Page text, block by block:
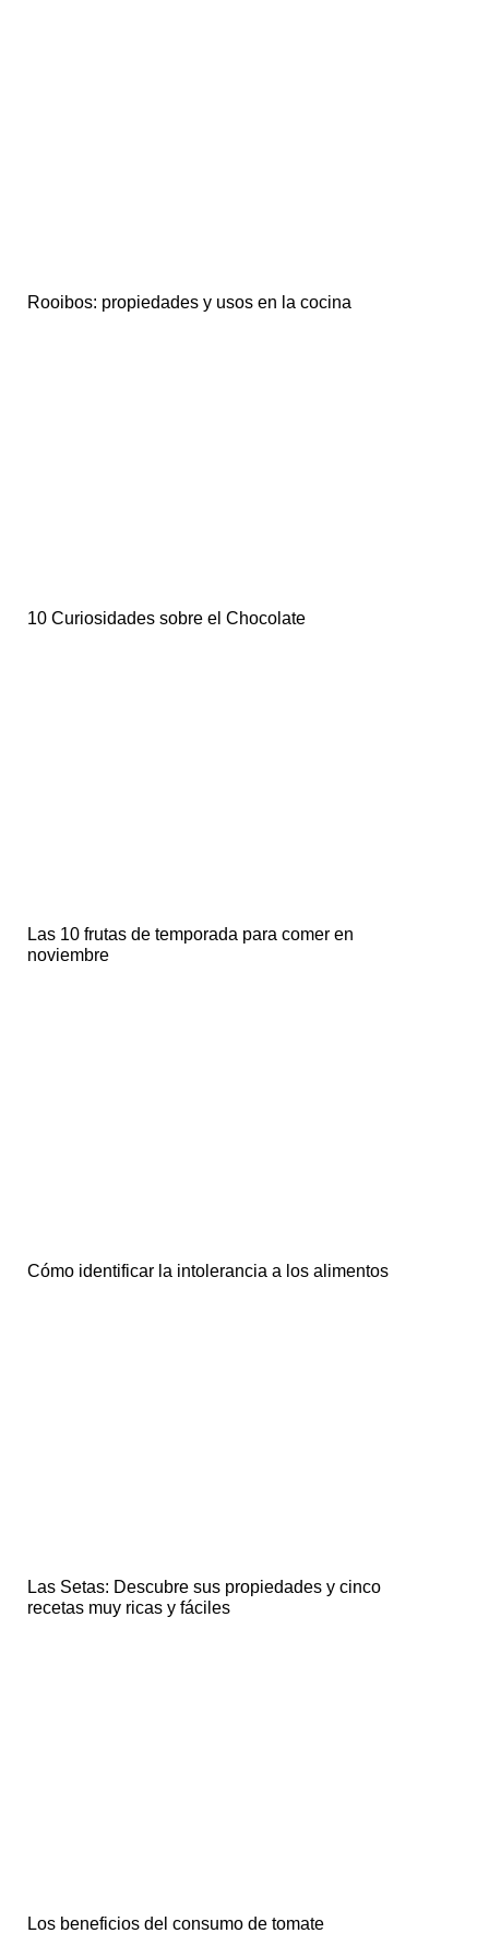
Rooibos: propiedades y usos en la cocina
10 Curiosidades sobre el Chocolate
Las 10 frutas de temporada para comer en
noviembre
Cómo identificar la intolerancia a los alimentos
Las Setas: Descubre sus propiedades y cinco
recetas muy ricas y fáciles
Los beneficios del consumo de tomate